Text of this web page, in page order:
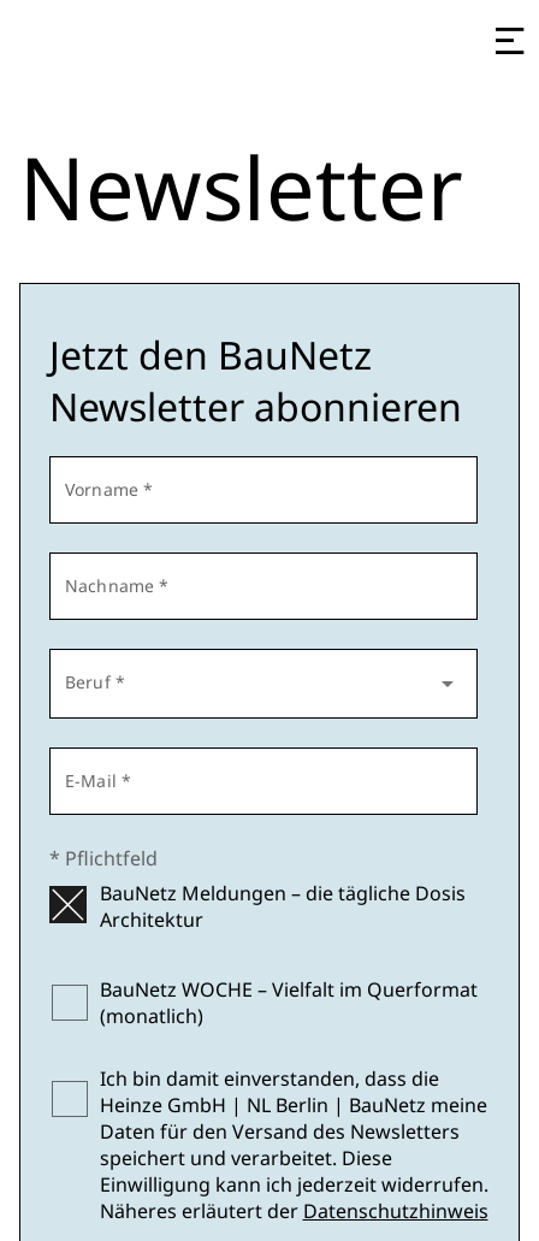
Newsletter
Jetzt den BauNetz
Newsletter abonnieren
Vorname *
Nachname *
Beruf * arrow_drop_down
E-Mail *
* Pflichtfeld
BauNetz Meldungen – die tägliche Dosis
Architektur
BauNetz WOCHE – Vielfalt im Querformat
(monatlich)
Ich bin damit einverstanden, dass die
Heinze GmbH | NL Berlin | BauNetz meine
Daten für den Versand des Newsletters
speichert und verarbeitet. Diese
Einwilligung kann ich jederzeit widerrufen.
Näheres erläutert der Datenschutzhinweis